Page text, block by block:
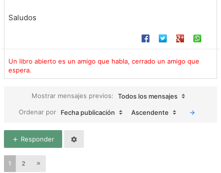
Saludos
Un libro abierto es un amigo que habla, cerrado un amigo que
espera.
Mostrar mensajes previos:
Todos los mensajes
Ordenar por
Fecha publicación Ascendente
Responder
1 2